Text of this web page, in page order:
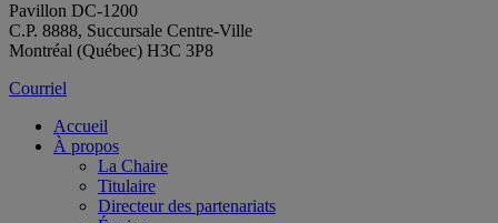
Pavillon DC-1200
C.P. 8888, Succursale Centre-Ville
Montréal (Québec) H3C 3P8
Courriel
Accueil
À propos
La Chaire
Titulaire
Directeur des partenariats